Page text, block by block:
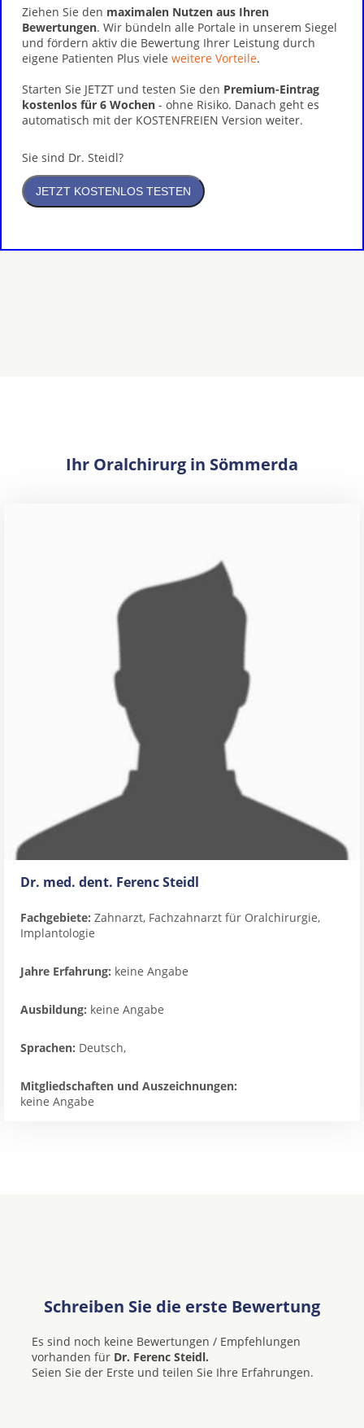
Ziehen Sie den maximalen Nutzen aus Ihren
Bewertungen. Wir bündeln alle Portale in unserem Siegel
und fördern aktiv die Bewertung Ihrer Leistung durch
eigene Patienten Plus viele weitere Vorteile.
Starten Sie JETZT und testen Sie den Premium-Eintrag
kostenlos für 6 Wochen - ohne Risiko. Danach geht es
automatisch mit der KOSTENFREIEN Version weiter.
Sie sind Dr. Steidl?
Ihr Oralchirurg in Sömmerda
Dr. med. dent. Ferenc Steidl
Fachgebiete: Zahnarzt, Fachzahnarzt für Oralchirurgie,
Implantologie
Jahre Erfahrung: keine Angabe
Ausbildung: keine Angabe
Sprachen: Deutsch,
Mitgliedschaften und Auszeichnungen:
keine Angabe
Schreiben Sie die erste Bewertung
Es sind noch keine Bewertungen / Empfehlungen
vorhanden für Dr. Ferenc Steidl.
Seien Sie der Erste und teilen Sie Ihre Erfahrungen.